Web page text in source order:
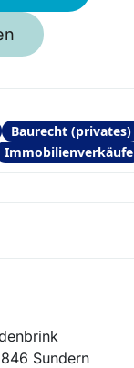
Sundern
Baurecht (privates)
Immobilienverkäufe